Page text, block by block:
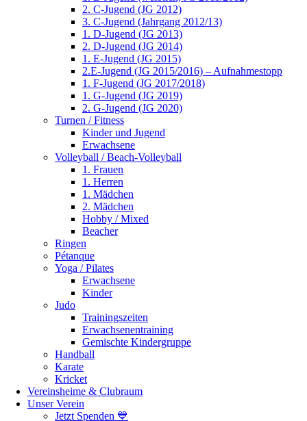
2. C-Jugend (JG 2012)
3. C-Jugend (Jahrgang 2012/13)
1. D-Jugend (JG 2013)
2. D-Jugend (JG 2014)
1. E-Jugend (JG 2015)
2.E-Jugend (JG 2015/2016) – Aufnahmestopp
1. F-Jugend (JG 2017/2018)
1. G-Jugend (JG 2019)
2. G-Jugend (JG 2020)
Turnen / Fitness
Kinder und Jugend
Erwachsene
Volleyball / Beach-Volleyball
1. Frauen
1. Herren
1. Mädchen
2. Mädchen
Hobby / Mixed
Beacher
Ringen
Pétanque
Yoga / Pilates
Erwachsene
Kinder
Judo
Trainingszeiten
Erwachsenentraining
Gemischte Kindergruppe
Handball
Karate
Kricket
Vereinsheime & Clubraum
Unser Verein
Jetzt Spenden 💙